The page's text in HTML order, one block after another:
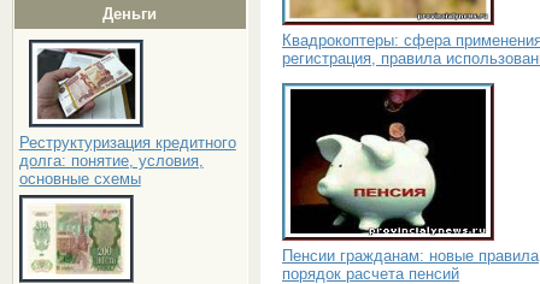
Деньги
Реструктуризация кредитного
долга: понятие, условия,
основные схемы
Квадрокоптеры: сфера
регистрация, правила
Пенсии гражданам: новые
порядок расчета пенсий